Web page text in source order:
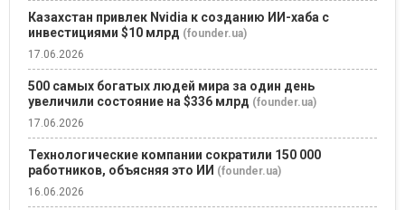
Казахстан привлек Nvidia к созданию ИИ-хаба с
инвестициями $10 млрд (founder.ua)
17.06.2026
500 самых богатых людей мира за один день
увеличили состояние на $336 млрд (founder.ua)
17.06.2026
Технологические компании сократили 150 000
работников, объясняя это ИИ (founder.ua)
16.06.2026